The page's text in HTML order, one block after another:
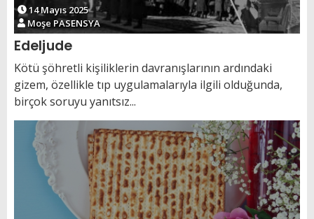
14 Mayıs 2025
Moşe PASENSYA
Edeljude
Kötü şöhretli kişiliklerin davranışlarının ardındaki
gizem, özellikle tıp uygulamalarıyla ilgili olduğunda,
birçok soruyu yanıtsız...